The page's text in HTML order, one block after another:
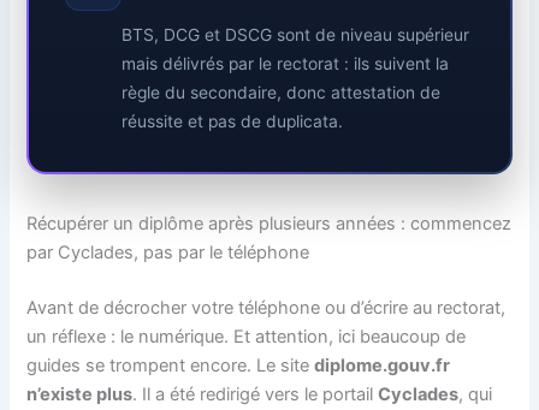
BTS, DCG et DSCG sont de niveau supérieur
mais délivrés par le rectorat : ils suivent la
règle du secondaire, donc attestation de
réussite et pas de duplicata.
Récupérer un diplôme après plusieurs années : commencez
par Cyclades, pas par le téléphone
Avant de décrocher votre téléphone ou d’écrire au rectorat,
un réflexe : le numérique. Et attention, ici beaucoup de
guides se trompent encore. Le sitediplome.gouv.fr
n’existe plus. Il a été redirigé vers le portailCyclades, qui